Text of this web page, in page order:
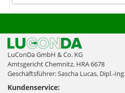
LuConDa GmbH & Co. KG
Amtsgericht Chemnitz, HRA 6678
Geschäftsführer: Sascha Lucas, Dipl.-
Kundenservice: